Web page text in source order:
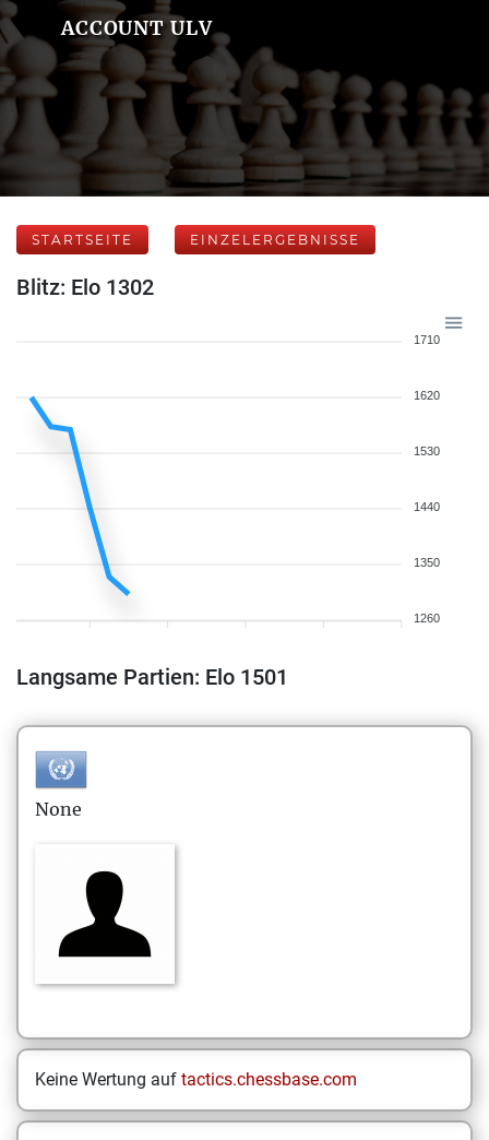
ACCOUNT ULV
STARTSEITE EINZELERGEBNISSE
Blitz: Elo 1302
1710
1620
1530
1440
1350
1260
Langsame Partien: Elo 1501
None
Keine Wertung auf tactics.chessbase.com